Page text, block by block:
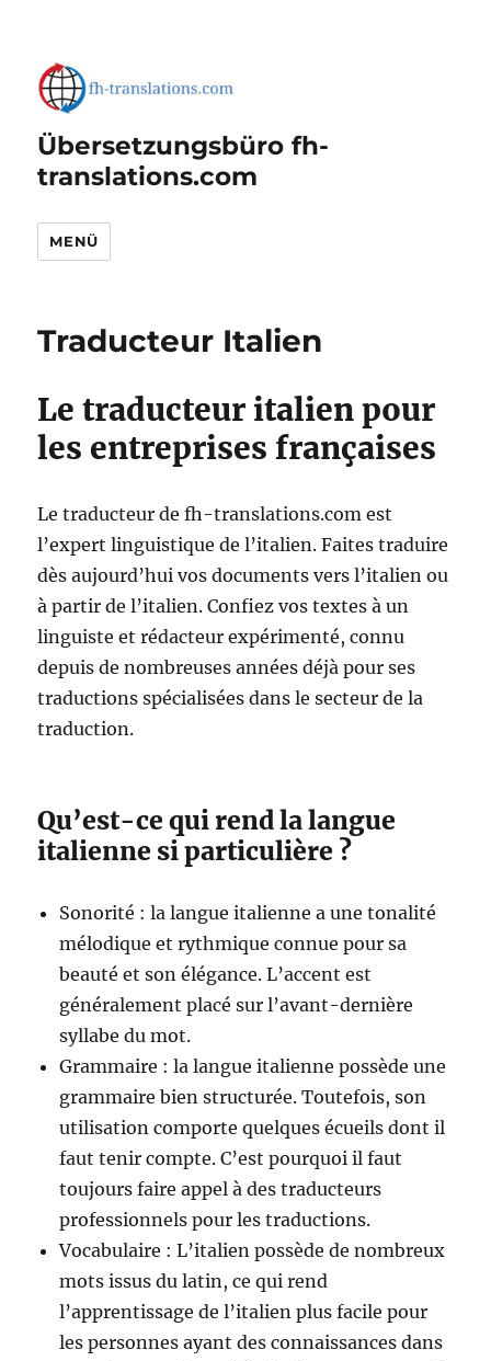
Übersetzungsbüro fh-
translations.com
MENÜ
Traducteur Italien
Le traducteur italien pour
les entreprises françaises
Le traducteur de fh-translations.com est
l’expert linguistique de l’italien. Faites traduire
dès aujourd’hui vos documents vers l’italien ou
à partir de l’italien. Confiez vos textes à un
linguiste et rédacteur expérimenté, connu
depuis de nombreuses années déjà pour ses
traductions spécialisées dans le secteur de la
traduction.
Qu’est-ce qui rend la langue
italienne si particulière ?
Sonorité : la langue italienne a une tonalité
mélodique et rythmique connue pour sa
beauté et son élégance. L’accent est
généralement placé sur l’avant-dernière
syllabe du mot.
Grammaire : la langue italienne possède une
grammaire bien structurée. Toutefois, son
utilisation comporte quelques écueils dont il
faut tenir compte. C’est pourquoi il faut
toujours faire appel à des traducteurs
professionnels pour les traductions.
Vocabulaire : L’italien possède de nombreux
mots issus du latin, ce qui rend
l’apprentissage de l’italien plus facile pour
les personnes ayant des connaissances dans